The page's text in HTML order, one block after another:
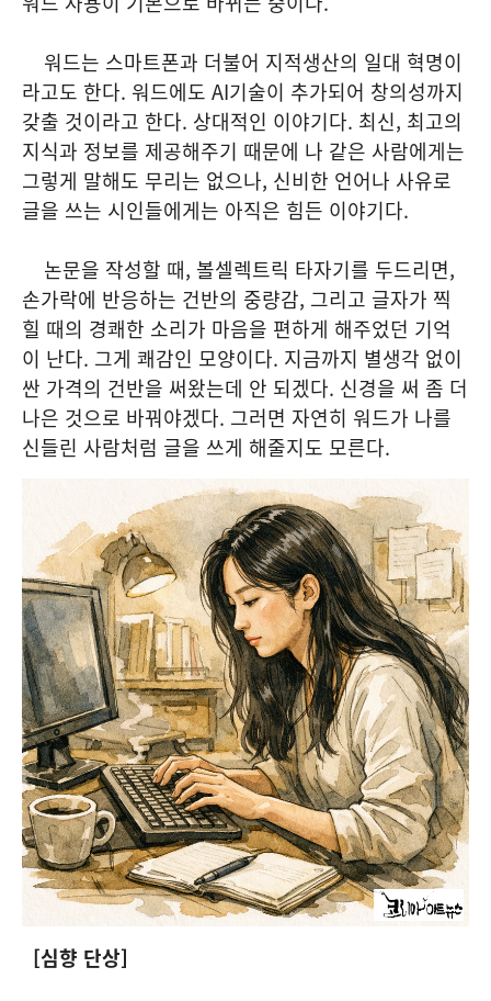
워드는 스마트폰과 더불어 지적생산의 일대 혁명이
라고도 한다. 워드에도 AI기술이 추가되어 창의성까지
갖출 것이라고 한다. 상대적인 이야기다. 최신, 최고의
지식과 정보를 제공해주기 때문에 나 같은 사람에게는
그렇게 말해도 무리는 없으나, 신비한 언어나 사유로
글을 쓰는 시인들에게는 아직은 힘든 이야기다.
논문을 작성할 때, 볼셀렉트릭 타자기를 두드리면,
손가락에 반응하는 건반의 중량감, 그리고 글자가 찍
힐 때의 경쾌한 소리가 마음을 편하게 해주었던 기억
이 난다. 그게 쾌감인 모양이다. 지금까지 별생각 없이
싼 가격의 건반을 써왔는데 안 되겠다. 신경을 써 좀 더
나은 것으로 바꿔야겠다. 그러면 자연히 워드가 나를
신들린 사람처럼 글을 쓰게 해줄지도 모른다.
[심향 단상]